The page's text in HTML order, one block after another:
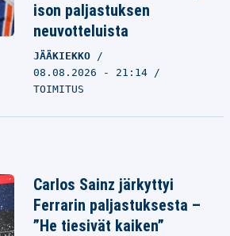
ison paljastuksen
neuvotteluista
JÄÄKIEKKO
08.08.2026 - 21:14
TOIMITUS
Carlos Sainz järkyttyi
Ferrarin paljastuksesta –
”He tiesivät kaiken”